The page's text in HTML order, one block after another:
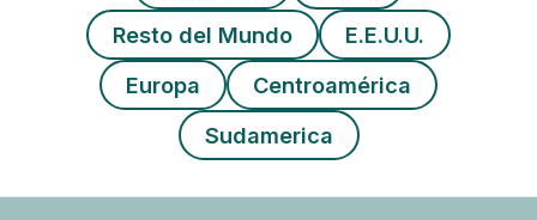
Resto del Mundo
E.E.U.U.
Europa
Centroamérica
Sudamerica